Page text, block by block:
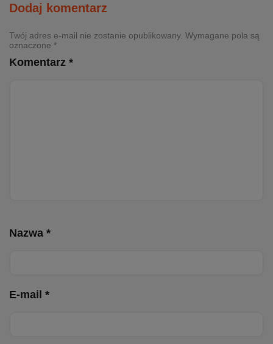
Dodaj komentarz
Twój adres e-mail nie zostanie opublikowany. Wymagane pola są
oznaczone *
Komentarz *
Nazwa *
E-mail *